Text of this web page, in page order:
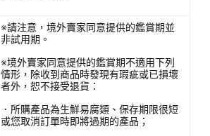
※請注意，境外賣家同意提供的鑑賞期並
非試用期。
※境外賣家同意提供的鑑賞期不適用下列
情形，除收到商品時發現有瑕疵或已損壞
者外，恕不接受退貨：
．所購產品為生鮮易腐類、保存期限很短
或您取消訂單時即將過期的產品；